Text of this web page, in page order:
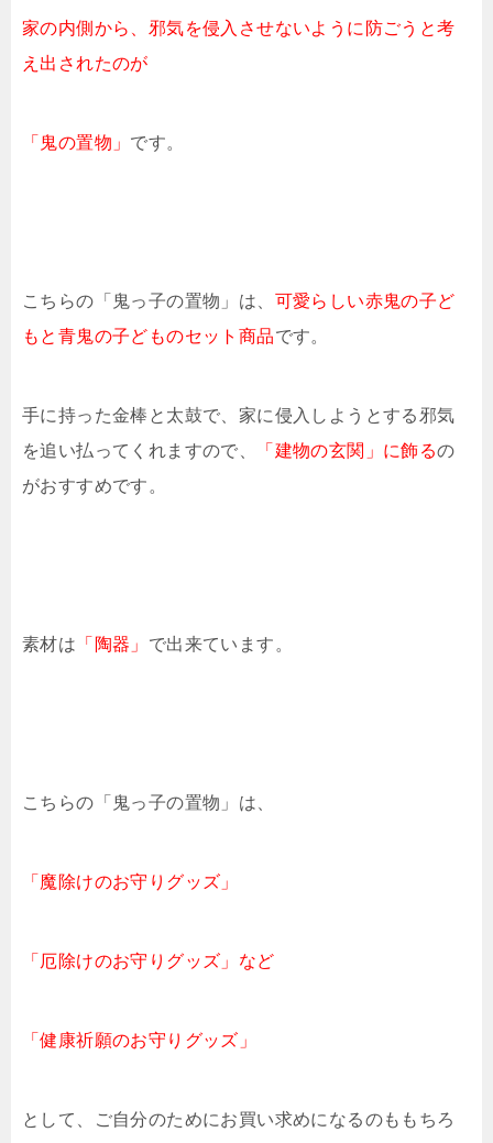
家の内側から、邪気を侵入させないように防ごうと考
え出されたのが
「鬼の置物」 です。
こちらの「鬼っ子の置物」は、 可愛らしい赤鬼の子ど
もと青鬼の子どものセット商品です。
手に持った金棒と太鼓で、家に侵入しようとする邪気
を追い払ってくれますので、
「建物の玄関」に飾るの
がおすすめです。
素材は 「陶器」 で出来ています。
こちらの「鬼っ子の置物」は、
「魔除けのお守りグッズ」
「厄除けのお守りグッズ」など
「健康祈願のお守りグッズ」
として、ご自分のためにお買い求めになるのももちろ